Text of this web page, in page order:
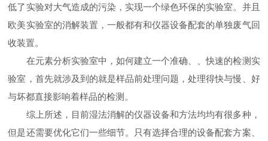
低了实验对大气造成的污染，实现一个绿色环保的实验室。并且
欧美实验室的消解装置，一般都有和仪器设备配套的单独废气回
收装置。
在元素分析实验室中，如何建立一个准确、、快速的检测实
验室，首先就涉及到的就是样品前处理问题，处理得快与慢、好
与坏都直接影响着样品的检测。
综上所述，目前湿法消解的仪器设备和方法均均有很多种，
但是还需要优化它们一些细节。只有选择合理的设备配套方案、